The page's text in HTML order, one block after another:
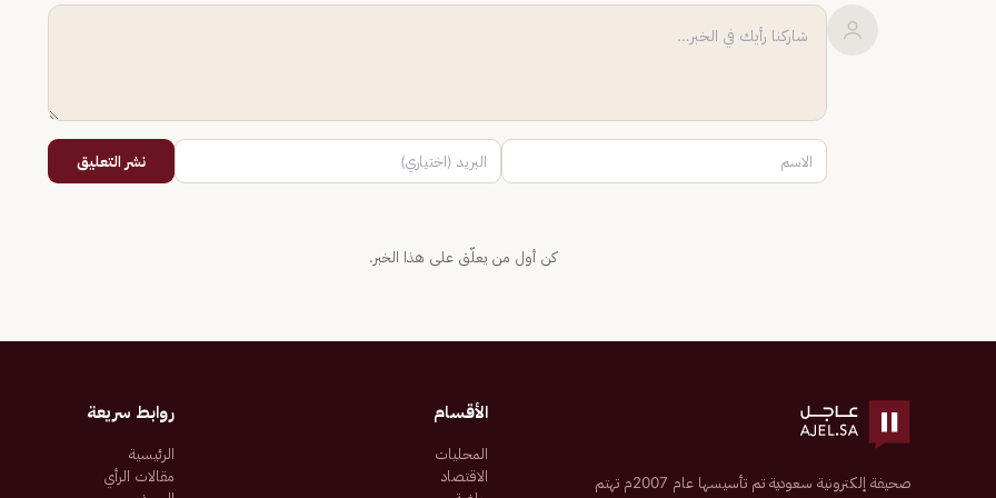
نشر التعليق
كن أول من يعلّق على هذا الخبر.
صحيفة إلكترونية سعودية تم تأسيسها عام 2007م تهتم
الأقسام
المحليات
الاقتصاد
روابط سريعة
الرئيسية
مقالات الرأي